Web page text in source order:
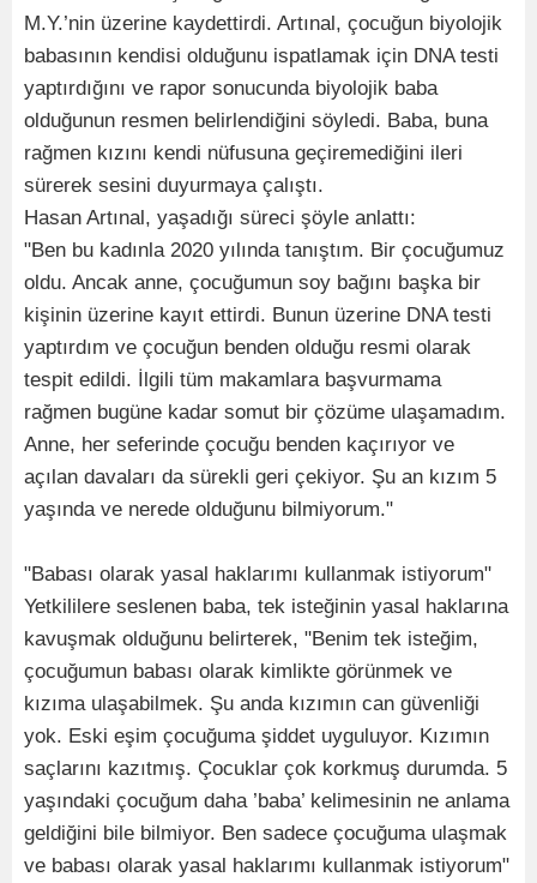
M.Y.’nin üzerine kaydettirdi. Artınal, çocuğun biyolojik
babasının kendisi olduğunu ispatlamak için DNA testi
yaptırdığını ve rapor sonucunda biyolojik baba
olduğunun resmen belirlendiğini söyledi. Baba, buna
rağmen kızını kendi nüfusuna geçiremediğini ileri
sürerek sesini duyurmaya çalıştı.
Hasan Artınal, yaşadığı süreci şöyle anlattı:
"Ben bu kadınla 2020 yılında tanıştım. Bir çocuğumuz
oldu. Ancak anne, çocuğumun soy bağını başka bir
kişinin üzerine kayıt ettirdi. Bunun üzerine DNA testi
yaptırdım ve çocuğun benden olduğu resmi olarak
tespit edildi. İlgili tüm makamlara başvurmama
rağmen bugüne kadar somut bir çözüme ulaşamadım.
Anne, her seferinde çocuğu benden kaçırıyor ve
açılan davaları da sürekli geri çekiyor. Şu an kızım 5
yaşında ve nerede olduğunu bilmiyorum."
"Babası olarak yasal haklarımı kullanmak istiyorum"
Yetkililere seslenen baba, tek isteğinin yasal haklarına
kavuşmak olduğunu belirterek, "Benim tek isteğim,
çocuğumun babası olarak kimlikte görünmek ve
kızıma ulaşabilmek. Şu anda kızımın can güvenliği
yok. Eski eşim çocuğuma şiddet uyguluyor. Kızımın
saçlarını kazıtmış. Çocuklar çok korkmuş durumda. 5
yaşındaki çocuğum daha ’baba’ kelimesinin ne anlama
geldiğini bile bilmiyor. Ben sadece çocuğuma ulaşmak
ve babası olarak yasal haklarımı kullanmak istiyorum"